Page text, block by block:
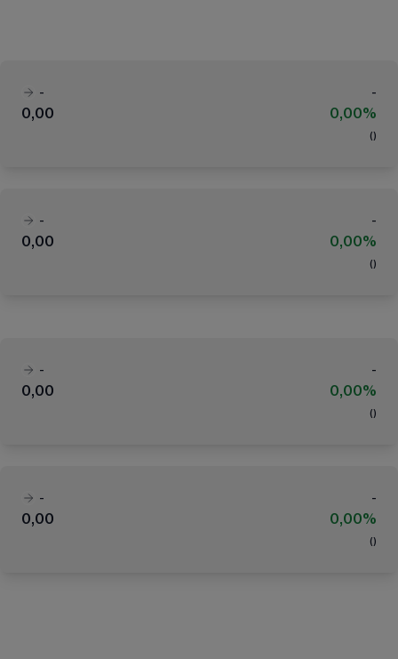
-
-
0,00
0,00%
( )
-
-
0,00
0,00%
( )
-
-
0,00
0,00%
( )
-
-
0,00
0,00%
( )